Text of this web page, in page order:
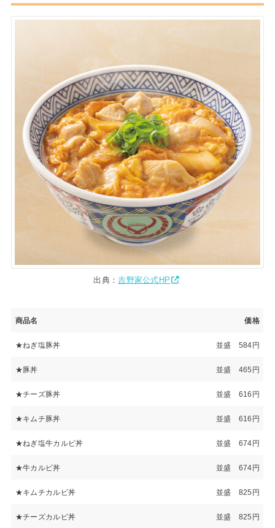
出典：吉野家公式HP
商品名 価格
★ねぎ塩豚丼 並盛 584円
★豚丼 並盛 465円
★チーズ豚丼 並盛 616円
★キムチ豚丼 並盛 616円
★ねぎ塩牛カルビ丼 並盛 674円
★牛カルビ丼 並盛 674円
★キムチカルビ丼 並盛 825円
★チーズカルビ丼 並盛 825円